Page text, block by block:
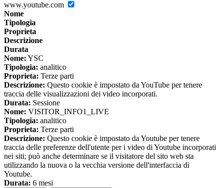
www.youtube.com
Nome
Tipologia
Proprieta
Descrizione
Durata
Nome: YSC
Tipologia: analitico
Proprieta: Terze parti
Descrizione: Questo cookie è impostato da YouTube per tenere
traccia delle visualizzazioni dei video incorporati.
Durata: Sessione
Nome: VISITOR_INFO1_LIVE
Tipologia: analitico
Proprieta: Terze parti
Descrizione: Questo cookie è impostato da Youtube per tenere
traccia delle preferenze dell'utente per i video di Youtube incorporati
nei siti; può anche determinare se il visitatore del sito web sta
utilizzando la nuova o la vecchia versione dell'interfaccia di
Youtube.
Durata: 6 mesi